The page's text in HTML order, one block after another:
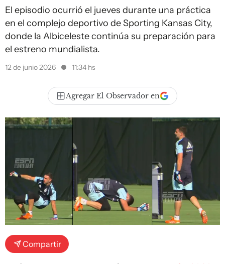
El episodio ocurrió el jueves durante una práctica
en el complejo deportivo de Sporting Kansas City,
donde la Albiceleste continúa su preparación para
el estreno mundialista.
12 de junio 2026 11:34 hs
Agregar El Observador en
Compartir